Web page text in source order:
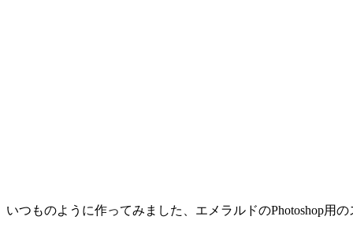
いつものように作ってみました、エメラルドのPhotoshop用の